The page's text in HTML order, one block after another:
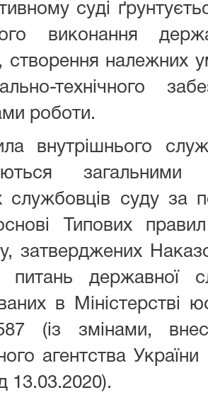
суді
виконання
створення належних
технічного
роботи.
внутрішнього
службовців суду за
Типових
затверджених
питань
в Міністерстві
(із змінами,
агентства
13.03.2020).